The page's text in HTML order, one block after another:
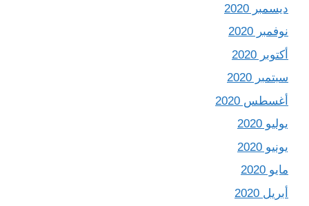
ديسمبر 2020
نوفمبر 2020
أكتوبر 2020
سبتمبر 2020
أغسطس 2020
يوليو 2020
يونيو 2020
مايو 2020
أبريل 2020